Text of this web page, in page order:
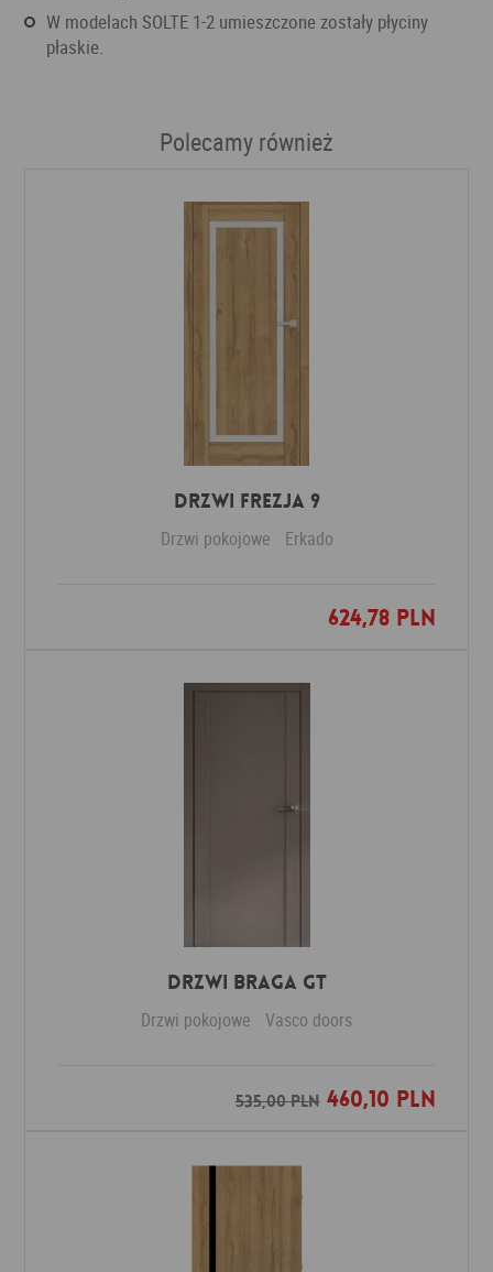
w modelach SOLTE 1-2 umieszczone zostały płyciny
płaskie.
Polecamy również
DRZWI FREZJA 9
Drzwi pokojowe Erkado
624,78 PLN
Dodaj do ulubionych
Drzwi Braga GT
Drzwi pokojowe Vasco doors
535,00 PLN460,10 PLN
Dodaj do ulubionych